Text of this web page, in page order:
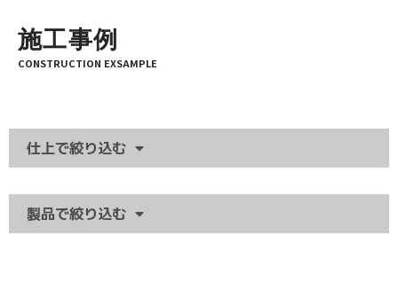
施工事例
CONSTRUCTION EXSAMPLE
仕上で絞り込む
製品で絞り込む